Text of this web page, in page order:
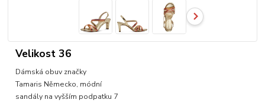
Velikost 36
Dámská obuv značky
Tamaris Německo, módní
sandály na vyšším podpatku 7